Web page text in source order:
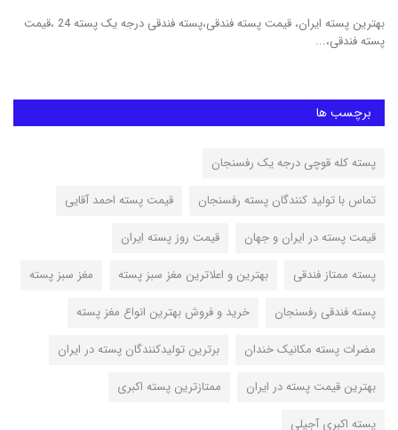
بهترین پسته ایران، قیمت پسته فندقی،پسته فندقی درجه یک پسته 24 ،قیمت
پسته فندقی،...
برچسب ها
پسته کله قوچی درجه یک رفسنجان
تماس با تولید کنندگان پسته رفسنجان
قیمت پسته احمد آقایی
قیمت پسته در ایران و جهان
قیمت روز پسته ایران
پسته ممتاز فندقی
بهترین و اعلاترین مغز سبز پسته
مغز سبز پسته
پسته فندقی رفسنجان
خرید و فروش بهترین انواع مغز پسته
مضرات پسته مکانیک خندان
برترین تولیدکنندگان پسته در ایران
بهترین قیمت پسته در ایران
ممتازترین پسته اکبری
پسته اکبری آجیلی